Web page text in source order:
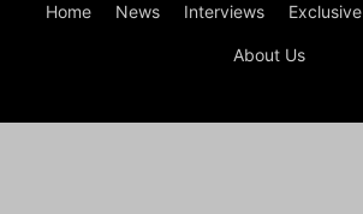
Home News Interviews Exclusive
About Us